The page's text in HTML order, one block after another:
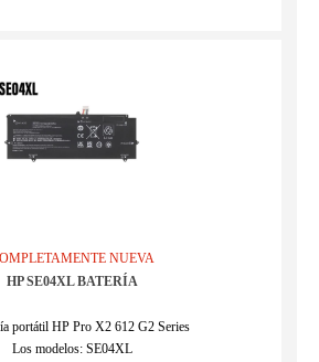
NUEVA
HP SE04XL BATERÍA
portátil HP Pro X2 612 G2 Series
Los modelos: SE04XL